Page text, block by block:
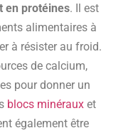
en protéines. Il est
alimentaires à
à résister au froid.
de calcium,
pour donner un
blocs minéraux et
également être